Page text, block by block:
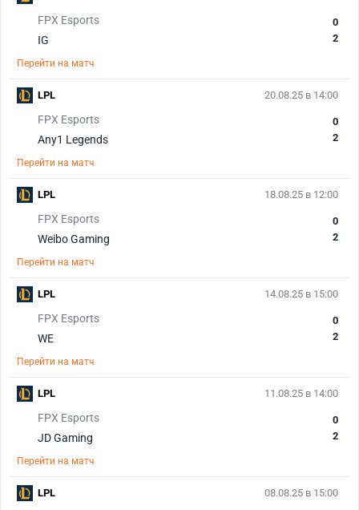
FPX Esports
IG
0
2
Перейти на матч
20.08.25 в 14:00
FPX Esports
Any1 Legends
0
2
Перейти на матч
LPL
18.08.25 в 12:00
FPX Esports
Weibo Gaming
0
2
Перейти на матч
LPL
14.08.25 в 15:00
FPX Esports
WE
0
2
Перейти на матч
LPL
11.08.25 в 14:00
FPX Esports
JD Gaming
0
2
Перейти на матч
LPL
08.08.25 в 15:00
LPL